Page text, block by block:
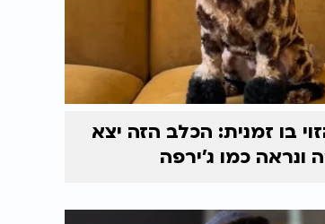
בו זמנית: הכלב הזה יצא
כמו ג'ירפה